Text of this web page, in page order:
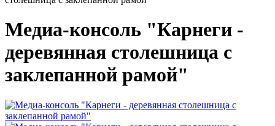
Медиа-консоль "Карнеги -
деревянная столешница с
заклепанной рамой"